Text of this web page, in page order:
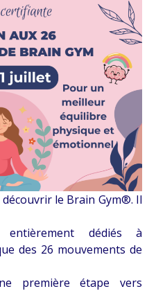
le Brain Gym®. Il
dédiés à
des 26 mouvements de
première étape vers